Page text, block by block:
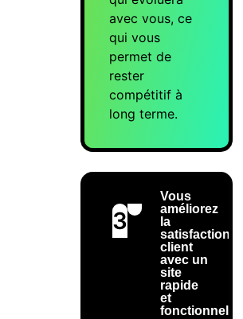
avec vous, ce
qui vous
permet de
rester
compétitif à
long terme.
3
Vous
améliorez
la
satisfaction
client
avec un
site
rapide
et
fonctionnel